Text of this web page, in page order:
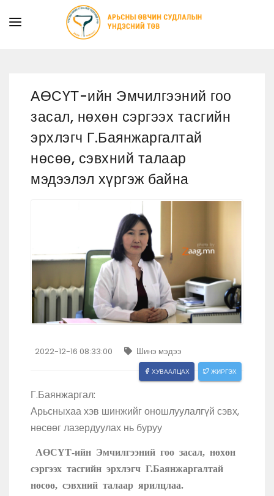
ХУУЛЬ ЭРХ ЗҮЙ
МЭДЭЭ
ИЛ ТОД БАЙДАЛ
АӨСҮТ-ийн Эмчилгээний гоо
засал, нөхөн сэргээх тасгийн
эрхлэгч Г.Баянжаргалтай
нөсөө, сэвхний талаар
мэдээлэл хүргэж байна
2022-12-16 08:33:00 Шинэ мэдээ
ХУВААЛЦАХ ЖИРГЭХ
Г.Баянжаргал:
Арьсныхаа хэв шинжийг оношлуулалгүй сэвх,
нөсөөг лазердуулах нь буруу
АӨСҮТ-ийн Эмчилгээний гоо засал, нөхөн
сэргээх тасгийн эрхлэгч Г.Баянжаргалтай
нөсөө, сэвхний талаар ярилцлаа.